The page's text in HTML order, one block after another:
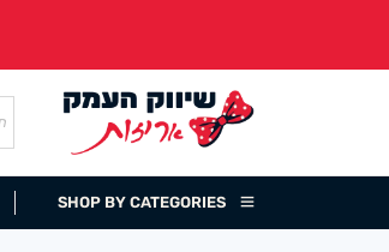
SHOP BY CATEGORIES